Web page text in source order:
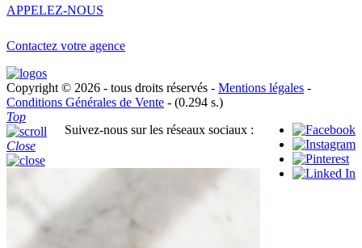
APPELEZ-NOUS
Contactez votre agence
Copyright © 2026 - tous droits réservés - Mentions légales -
Conditions Générales de Vente - (0.294 s.)
Suivez-nous sur les réseaux sociaux :
Top
Close